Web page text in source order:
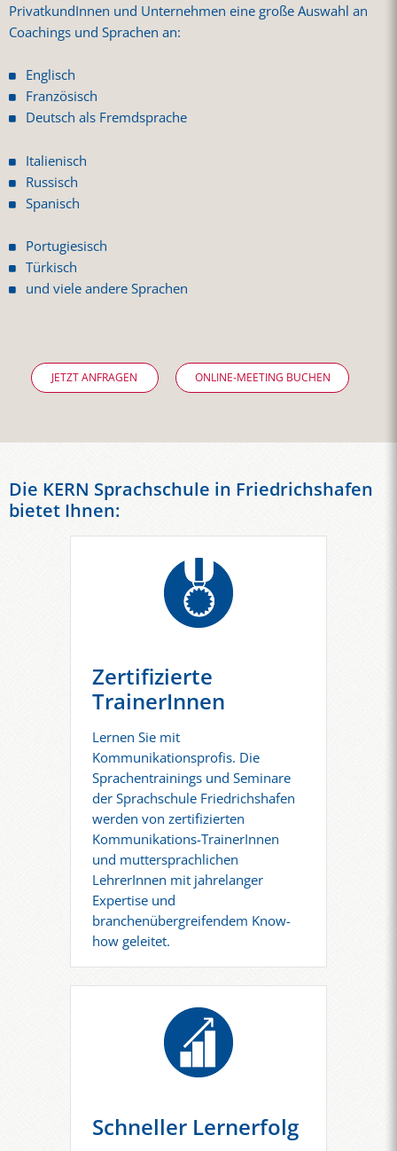
PrivatkundInnen und Unternehmen eine große Auswahl an
Coachings und Sprachen an:
Englisch
Französisch
Deutsch als Fremdsprache
Italienisch
Russisch
Spanisch
Portugiesisch
Türkisch
und viele andere Sprachen
JETZT ANFRAGEN ONLINE-MEETING BUCHEN
Die KERN Sprachschule in Friedrichshafen
bietet Ihnen:
Zertifizierte
TrainerInnen
Lernen Sie mit
Kommunikationsprofis. Die
Sprachentrainings und Seminare
der Sprachschule Friedrichshafen
werden von zertifizierten
Kommunikations-TrainerInnen
und muttersprachlichen
LehrerInnen mit jahrelanger
Expertise und
branchenübergreifendem Know-
how geleitet.
Schneller Lernerfolg